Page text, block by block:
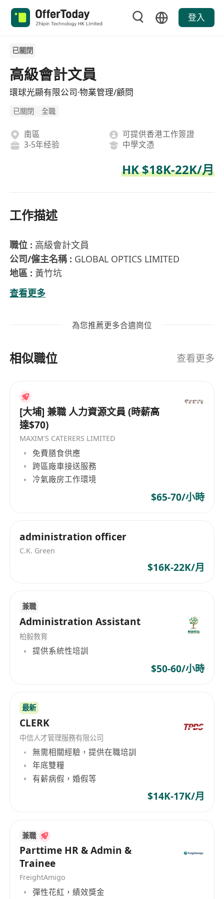
登入
已關閉
高級會計文員
環球光顯有限公司·物業管理/顧問
已關閉 全職
南區
可提供香港工作簽證
3-5年经验
中學文憑
HK $18K-22K/月
工作描述
職位 : 高級會計文員
公司/僱主名稱 : GLOBAL OPTICS LIMITED
地區 : 黃竹坑
行業 :PROPERTY INVESTMENT
職責 :負責處理完整的簿記; 處理借貸通知單/催繳
錢憑證和報銷(具3年或以上相關工作經驗)
好英語; 略懂讀寫中文; 略懂讀寫英文; 懂MS Word;
FION優先; 5 passes in HKCEE / HKDSE或相等的資
格(包括英文)
查看更多
為您推薦更多合適崗位
相似職位 查看更多
[大埔] 兼職 人力資源文員 (時薪高
達$70)
MAXIM'S CATERERS LIMITED
免費膳食供應
跨區廠車接送服務
冷氣廠房工作環境
$65-70/小時
administration officer
C.K. Green
$16K-22K/月
兼職
Administration Assistant
柏毅教育
提供系統性培訓
$50-60/小時
最新
CLERK
中信人才管理服務有限公司
無需相關經驗，提供在職培訓
年底雙糧
有薪病假，婚假等
$14K-17K/月
兼職
Parttime HR & Admin &
Trainee
FreightAmigo
彈性花紅，績效獎金